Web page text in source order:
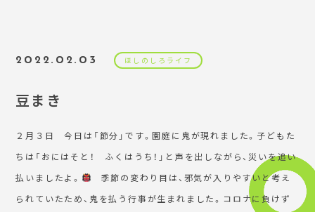
2022.02.03 ほしのしろライフ
豆まき
２月３日 今日は「節分」です。園庭に鬼が現れました。子どもた
ちは「おにはそと！ ふくはうち！」と声を出しながら、災いを追い
払いましたよ。
季節の変わり目は、邪気が入りやすいと考え
られていたため、鬼を払う行事が生まれました。コロナに負けず